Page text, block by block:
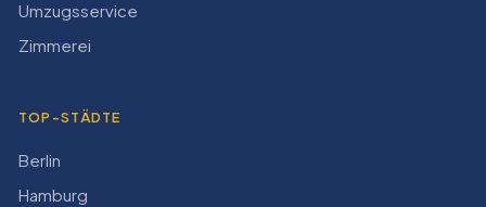
Umzugsservice
Zimmerei
TOP-STÄDTE
Berlin
Hamburg